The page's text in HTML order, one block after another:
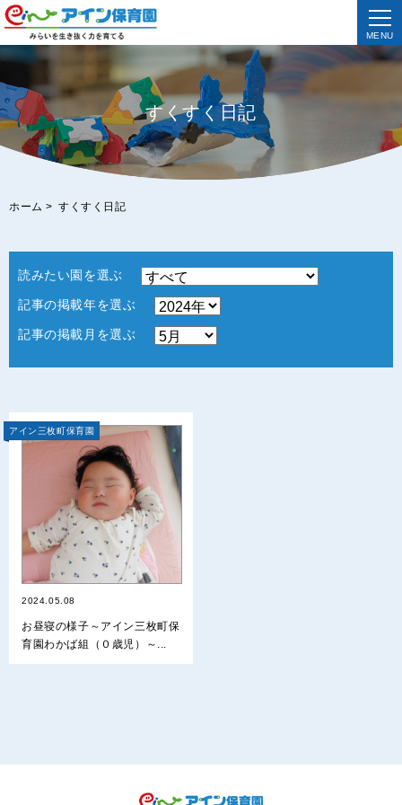
MENU
すくすく日記
ホーム > すくすく日記
読みたい園を選ぶ
記事の掲載年を選ぶ
記事の掲載月を選ぶ
アイン三枚町保育園
2024.05.08
お昼寝の様子～アイン三枚町保
育園わかば組（０歳児）～...